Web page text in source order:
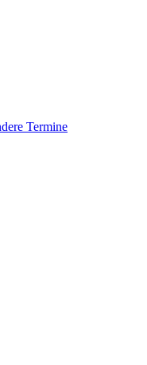
Termine